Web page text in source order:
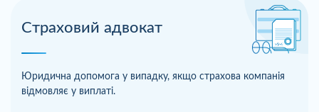
Страховий адвокат
Юридична допомога у випадку, якщо страхова компанія
відмовляє у виплаті.